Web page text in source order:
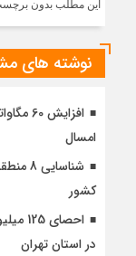
این مطلب بدون
نوشته های
امسال
کشور
در استان تهران